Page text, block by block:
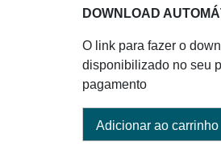
DOWNLOAD
O link para fazer o
disponibilizado no seu
pagamento
Adicionar ao carrinho